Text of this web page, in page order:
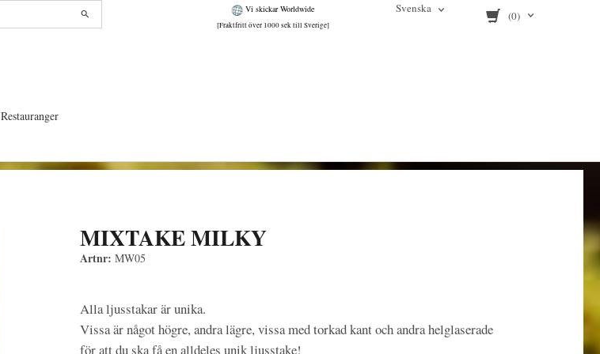
Vi skickar Worldwide
[Fraktfritt över 1000 sek till Sverige]
Svenska
(0)
Restauranger
MIXTAKE MILKY
Artnr: MW05
Alla ljusstakar är unika.
Vissa är något högre, andra lägre, vissa med torkad kant och andra helglaserade
för att du ska få en alldeles unik ljusstake!